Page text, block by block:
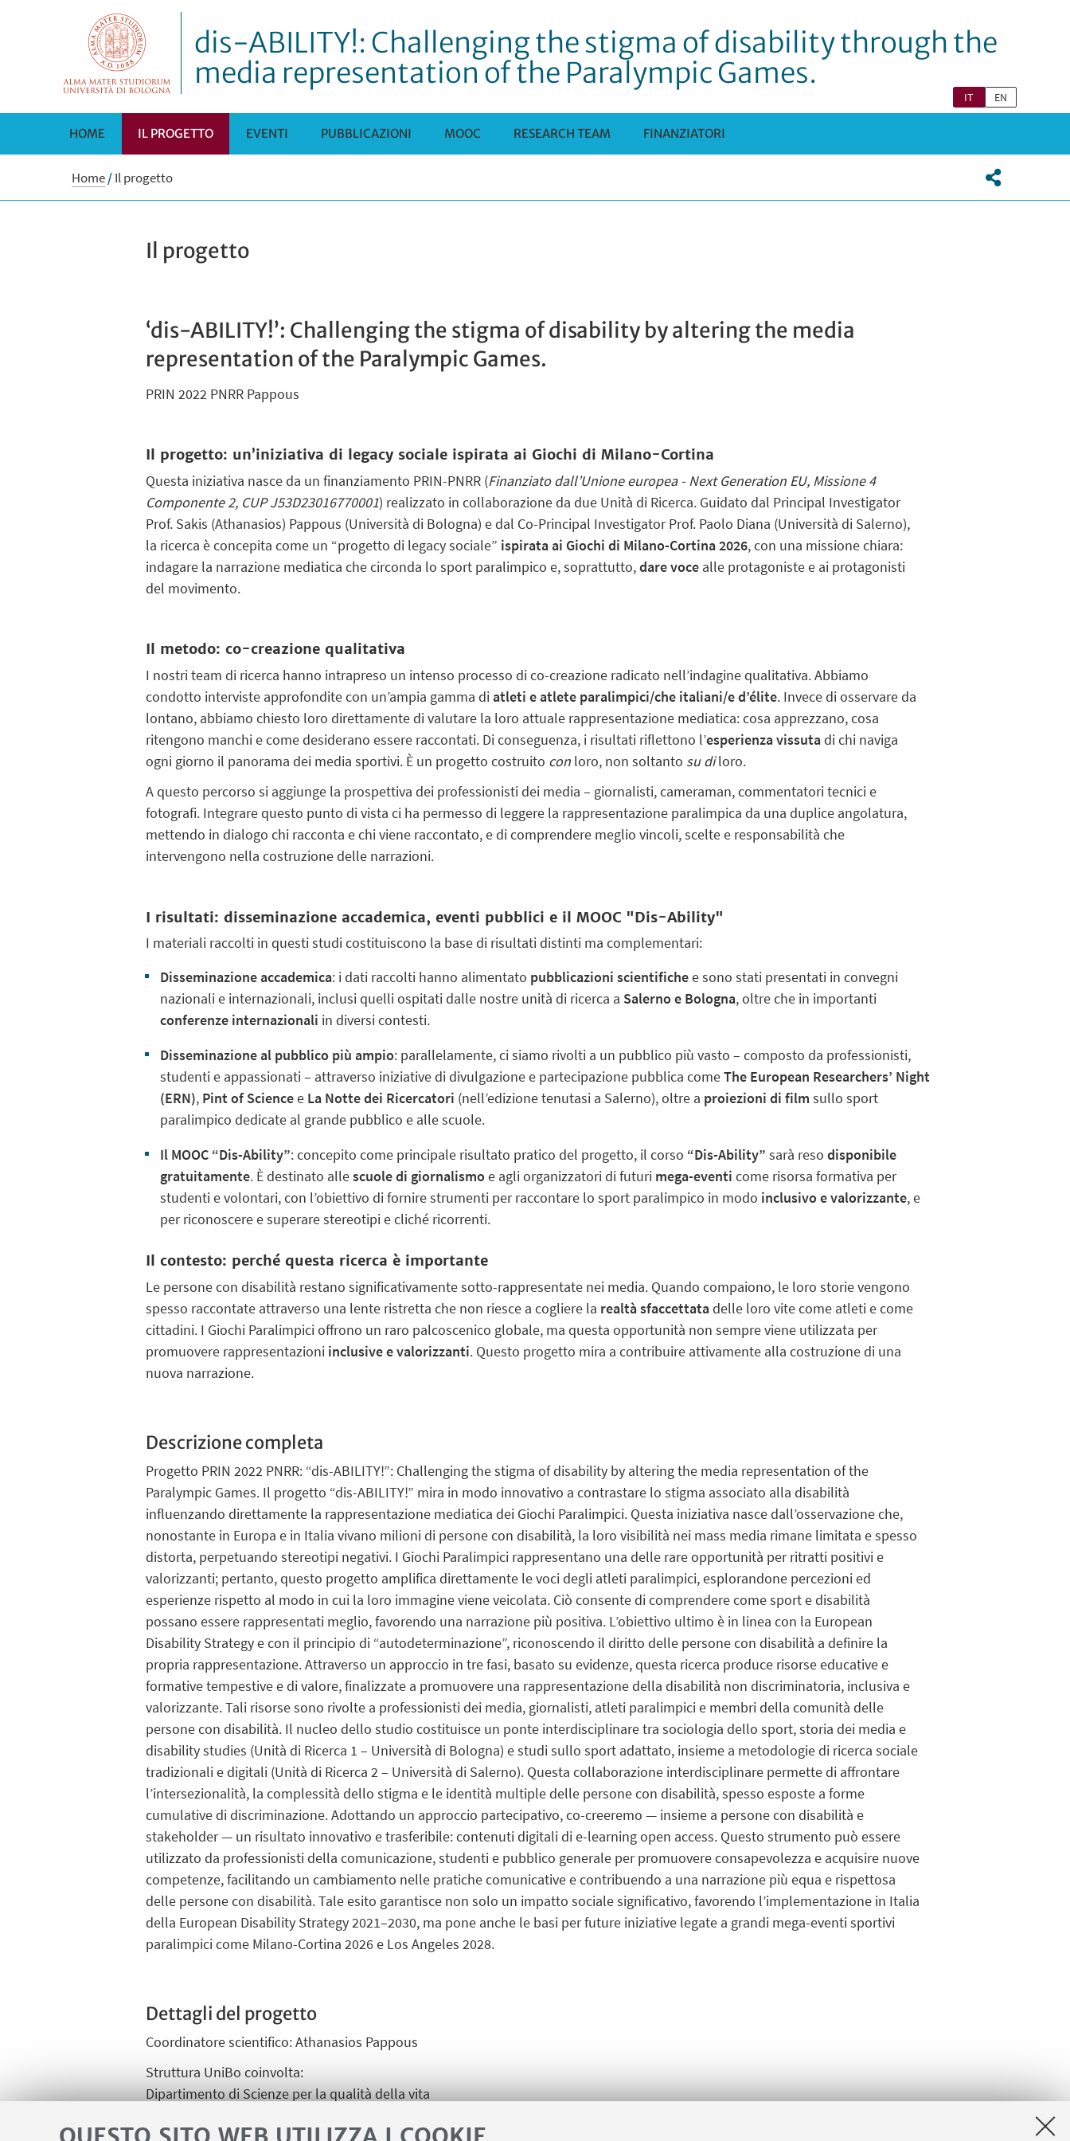
dis-ABILITY!: Challenging the stigma of disability through the
media representation of the Paralympic Games.
IT EN
HOME IL PROGETTO EVENTI PUBBLICAZIONI MOOC RESEARCH TEAM FINANZIATORI
Home/Il progetto
Il progetto
‘dis-ABILITY!’: Challenging the stigma of disability by altering the media
representation of the Paralympic Games.
PRIN 2022 PNRR Pappous
Il progetto: un’iniziativa di legacy sociale ispirata ai Giochi di Milano-Cortina
Questa iniziativa nasce da un finanziamento PRIN-PNRR (Finanziato dall’Unione europea - Next Generation EU, Missione 4
Componente 2, CUP J53D23016770001) realizzato in collaborazioneda due Unità di Ricerca. Guidato dal Principal Investigator
Prof. Sakis (Athanasios) Pappous (Università di Bologna) e dal Co-Principal Investigator Prof. Paolo Diana (Università di Salerno),
la ricerca è concepita come un “progetto di legacy sociale” ispirata ai Giochi di Milano-Cortina 2026, con una missione chiara:
indagare la narrazione mediatica che circonda lo sport paralimpico e, soprattutto,dare voce alle protagoniste e ai protagonisti
del movimento.
Il metodo: co-creazione qualitativa
I nostri team di ricerca hanno intrapreso un intenso processo di co-creazione radicato nell’indagine qualitativa. Abbiamo
condotto interviste approfondite con un’ampia gamma diatleti e atlete paralimpici/che italiani/e d’élite. Invece di osservare da
lontano, abbiamo chiesto loro direttamente di valutare la loro attuale rappresentazione mediatica: cosa apprezzano, cosa
ritengono manchi e come desiderano essere raccontati. Di conseguenza, i risultati riflettono l’esperienza vissutadi chi naviga
ogni giorno il panorama dei media sportivi. È un progetto costruito con loro, non soltanto su diloro.
A questo percorso si aggiunge la prospettiva dei professionisti dei media – giornalisti, cameraman, commentatori tecnici e
fotografi. Integrare questo punto di vista ci ha permesso di leggere la rappresentazione paralimpica da una duplice angolatura,
mettendo in dialogo chi racconta e chi viene raccontato, e di comprendere meglio vincoli, scelte e responsabilità che
intervengono nella costruzione delle narrazioni.
I risultati: disseminazione accademica, eventi pubblici e il MOOC "Dis-Ability"
I materiali raccolti in questi studi costituiscono la base di risultati distinti ma complementari:
Disseminazione accademica: i dati raccolti hanno alimentato pubblicazioni scientifichee sono stati presentati in convegni
nazionali e internazionali, inclusi quelli ospitati dalle nostre unità di ricerca a Salerno e Bologna, oltre che in importanti
conferenze internazionali in diversi contesti.
Disseminazione al pubblico più ampio: parallelamente, ci siamo rivolti a un pubblico più vasto – composto da professionisti,
studenti e appassionati – attraverso iniziative di divulgazione e partecipazione pubblica comeThe European Researchers’ Night
(ERN), Pint of Sciencee La Notte dei Ricercatori (nell’edizione tenutasi a Salerno), oltre a proiezioni di film sullo sport
paralimpico dedicate al grande pubblico e alle scuole.
Il MOOC “Dis-Ability”: concepito come principale risultato pratico del progetto, il corso “Dis-Ability” sarà resodisponibile
gratuitamente. È destinato allescuole di giornalismoe agli organizzatori di futuri mega-eventi come risorsa formativa per
studenti e volontari, con l’obiettivo di fornire strumenti per raccontare lo sport paralimpico in modo inclusivo e valorizzante, e
per riconoscere e superare stereotipi e cliché ricorrenti.
Il contesto: perché questa ricerca è importante
Le persone con disabilità restano significativamente sotto-rappresentate nei media. Quando compaiono, le loro storie vengono
spesso raccontate attraverso una lente ristretta che non riesce a cogliere la realtà sfaccettatadelle loro vite come atleti e come
cittadini. I Giochi Paralimpici offrono un raro palcoscenico globale, ma questa opportunità non sempre viene utilizzata per
promuovere rappresentazioni inclusive e valorizzanti. Questo progetto mira a contribuire attivamente alla costruzione di una
nuova narrazione.
Descrizione completa
Progetto PRIN 2022 PNRR: “dis-ABILITY!”: Challenging the stigma of disability by altering the media representation of the
Paralympic Games. Il progetto “dis-ABILITY!” mira in modo innovativo a contrastare lo stigma associato alla disabilità
influenzando direttamente la rappresentazione mediatica dei Giochi Paralimpici. Questa iniziativa nasce dall’osservazione che,
nonostante in Europa e in Italia vivano milioni di persone con disabilità, la loro visibilità nei mass media rimane limitata e spesso
distorta, perpetuando stereotipi negativi. I Giochi Paralimpici rappresentano una delle rare opportunità per ritratti positivi e
valorizzanti; pertanto, questo progetto amplifica direttamente le voci degli atleti paralimpici, esplorandone percezioni ed
esperienze rispetto al modo in cui la loro immagine viene veicolata. Ciò consente di comprendere come sport e disabilità
possano essere rappresentati meglio, favorendo una narrazione più positiva. L’obiettivo ultimo è in linea con la European
Disability Strategy e con il principio di “autodeterminazione”, riconoscendo il diritto delle persone con disabilità a definire la
propria rappresentazione. Attraverso un approccio in tre fasi, basato su evidenze, questa ricerca produce risorse educative e
formative tempestive e di valore, finalizzate a promuovere una rappresentazione della disabilità non discriminatoria, inclusiva e
valorizzante. Tali risorse sono rivolte a professionisti dei media, giornalisti, atleti paralimpici e membri della comunità delle
persone con disabilità. Il nucleo dello studio costituisce un ponte interdisciplinare tra sociologia dello sport, storia dei media e
disability studies (Unità di Ricerca 1 – Università di Bologna) e studi sullo sport adattato, insieme a metodologie di ricerca sociale
tradizionali e digitali (Unità di Ricerca 2 – Università di Salerno). Questa collaborazione interdisciplinare permette di affrontare
l’intersezionalità, la complessità dello stigma e le identità multiple delle persone con disabilità, spesso esposte a forme
cumulative di discriminazione. Adottando un approccio partecipativo, co-creeremo — insieme a persone con disabilità e
stakeholder — un risultato innovativo e trasferibile: contenuti digitali di e-learning open access. Questo strumento può essere
utilizzato da professionisti della comunicazione, studenti e pubblico generale per promuovere consapevolezza e acquisire nuove
competenze, facilitando un cambiamento nelle pratiche comunicative e contribuendo a una narrazione più equa e rispettosa
delle persone con disabilità. Tale esito garantisce non solo un impatto sociale significativo, favorendo l’implementazione in Italia
della European Disability Strategy 2021–2030, ma pone anche le basi per future iniziative legate a grandi mega-eventi sportivi
paralimpici come Milano-Cortina 2026 e Los Angeles 2028.
Dettagli del progetto
Coordinatore scientifico:Athanasios Pappous
Struttura UniBo coinvolta:
Dipartimento di Scienze per la qualità della vita
Ente coordinatore :